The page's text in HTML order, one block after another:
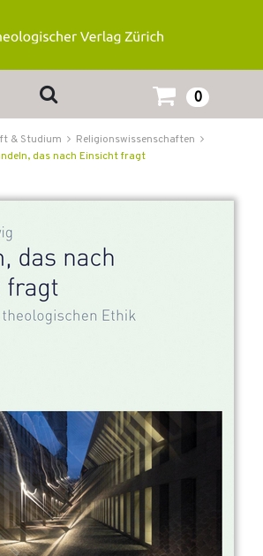
0
& Studium
Religionswissenschaften
das nach Einsicht fragt